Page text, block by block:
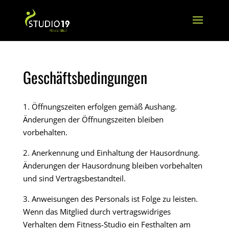
Geschäftsbedingungen
1. Öffnungszeiten erfolgen gemäß Aushang.
Änderungen der Öffnungszeiten bleiben
vorbehalten.
2. Anerkennung und Einhaltung der Hausordnung.
Änderungen der Hausordnung bleiben vorbehalten
und sind Vertragsbestandteil.
3. Anweisungen des Personals ist Folge zu leisten.
Wenn das Mitglied durch vertragswidriges
Verhalten dem Fitness-Studio ein Festhalten am